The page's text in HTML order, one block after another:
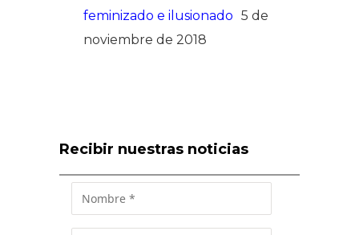
feminizado e ilusionado 5 de
noviembre de 2018
Recibir nuestras noticias